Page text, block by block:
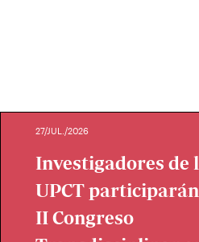
27/JUL./2026
Investigadores de
UPCT
II Congreso